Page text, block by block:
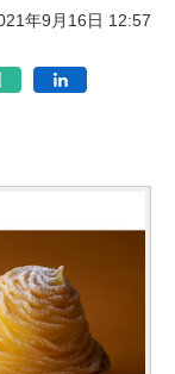
年9月16日 12:57